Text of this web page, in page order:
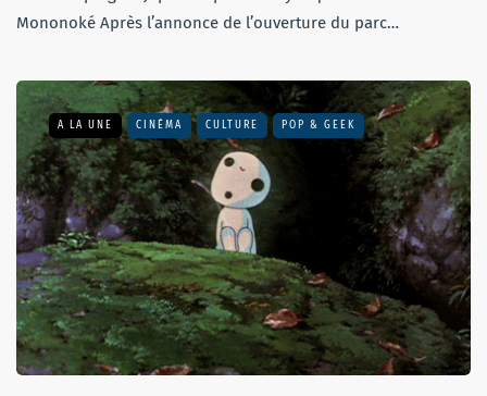
Mononoké Après l’annonce de l’ouverture du parc…
A LA UNE CINÉMA CULTURE POP & GEEK